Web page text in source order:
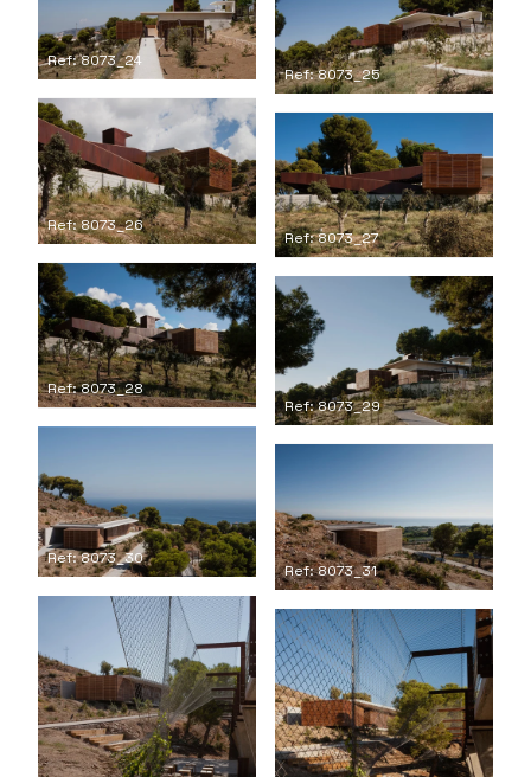
Ref: 8073_24
Ref: 8073_25
Ref: 8073_26
Ref: 8073_27
Ref: 8073_28
Ref: 8073_29
Ref: 8073_30
Ref: 8073_31